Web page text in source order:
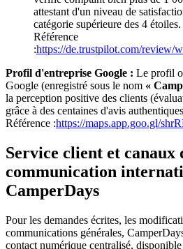
attestant d'un niveau de
catégorie supérieure des 4 étoiles.
Référence
:https://de.trustpilot.com/review/
Profil d'entreprise Google : Le profil
Google (enregistré sous le nom «
la perception positive des clients
grâce à des centaines d'avis
Référence :https://maps.app.goo.gl/
Service client et canaux
communication
CamperDays
Pour les demandes écrites, les
communications générales,
contact numérique centralisé,